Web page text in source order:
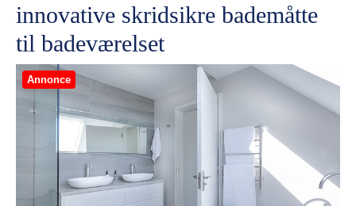
innovative skridsikre bademåtte
til badeværelset
Annonce